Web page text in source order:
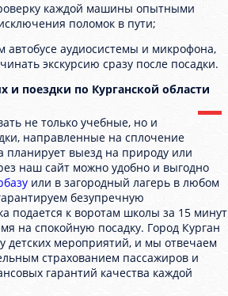
каждой машины опытными
поломок в пути;
автобусе аудиосистемы и микрофона,
экскурсию сразу после посадки.
и поездки по Курганской области
не только учебные, но и
направленные на сплочение
планирует выезд на природу или
наш сайт можно удобно и выгодно
или в загородный лагерь в любом
безупречную
подается к воротам школы за 15 минут
на спокойную посадку. Город Курган
детских мероприятий, и мы отвечаем
страхованием пассажиров и
гарантий качества каждой